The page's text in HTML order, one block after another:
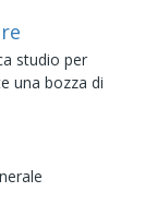
studio per
una bozza di